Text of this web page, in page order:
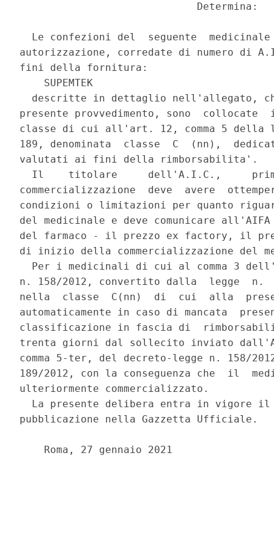
                             Determina:
Le confezioni del  seguente
autorizzazione, corredate di numero di
fini della fornitura:
    SUPEMTEK
descritte in dettaglio nell'allegato,
presente provvedimento, sono
classe di cui all'art. 12, comma 5 della
189, denominata  classe  C  (nn),
valutati ai fini della rimborsabilita'.
Il    titolare     dell'A.I.C.,
commercializzazione  deve  avere
condizioni o limitazioni per quanto
del medicinale e deve comunicare
del farmaco - il prezzo ex factory, il
di inizio della commercializzazione del
Per i medicinali di cui al comma 3
n. 158/2012, convertito dalla  legge  n.
nella  classe  C(nn)  di  cui  alla
automaticamente in caso di mancata
classificazione in fascia di
trenta giorni dal sollecito inviato
comma 5-ter, del decreto-legge n. 158/
189/2012, con la conseguenza che  il
ulteriormente commercializzato.
La presente delibera entra in vigore
pubblicazione nella Gazzetta Ufficiale.
    Roma, 27 gennaio 2021